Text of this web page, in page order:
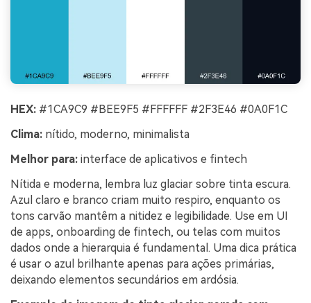
HEX: #1CA9C9 #BEE9F5 #FFFFFF #2F3E46 #0A0F1C
Clima: nítido, moderno, minimalista
Melhor para: interface de aplicativos e fintech
Nítida e moderna, lembra luz glaciar sobre tinta escura.
Azul claro e branco criam muito respiro, enquanto os
tons carvão mantêm a nitidez e legibilidade. Use em UI
de apps, onboarding de fintech, ou telas com muitos
dados onde a hierarquia é fundamental. Uma dica prática
é usar o azul brilhante apenas para ações primárias,
deixando elementos secundários em ardósia.